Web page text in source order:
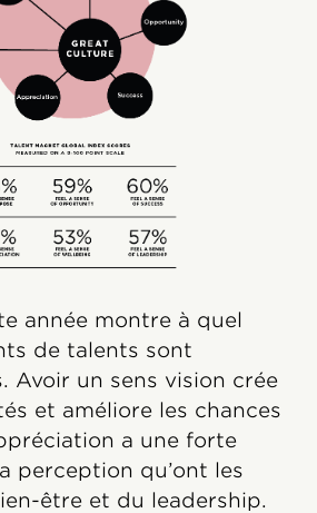
année montre à quel
de talents sont
Avoir un sens vision crée
et améliore les chances
a une forte
perception qu’ont les
être et du leadership.